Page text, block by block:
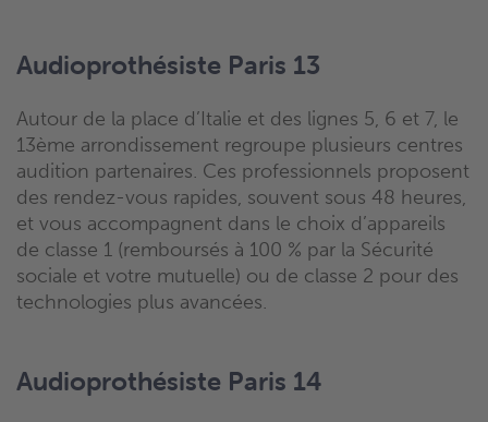
Audioprothésiste Paris 13
Autour de la place d’Italie et des lignes 5, 6 et 7, le
13ème arrondissement regroupe plusieurs centres
audition partenaires. Ces professionnels proposent
des rendez-vous rapides, souvent sous 48 heures,
et vous accompagnent dans le choix d’appareils
de classe 1 (remboursés à 100 % par la Sécurité
sociale et votre mutuelle) ou de classe 2 pour des
technologies plus avancées.
Audioprothésiste Paris 14